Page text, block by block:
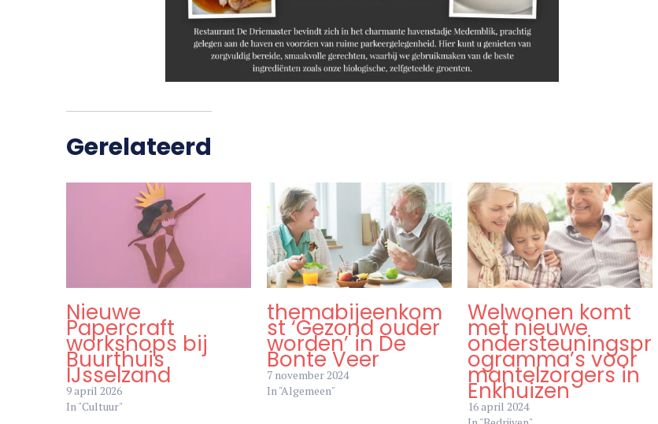
Gerelateerd
Nieuwe
Papercraft
workshops bij
Buurthuis
IJsselzand
9 april 2026
In "Cultuur"
themabijeenkom
st ‘Gezond ouder
worden’ in De
Bonte Veer
7 november 2024
In "Algemeen"
Welwonen komt
met nieuwe
ondersteuningspr
ogramma’s voor
mantelzorgers in
Enkhuizen
16 april 2024